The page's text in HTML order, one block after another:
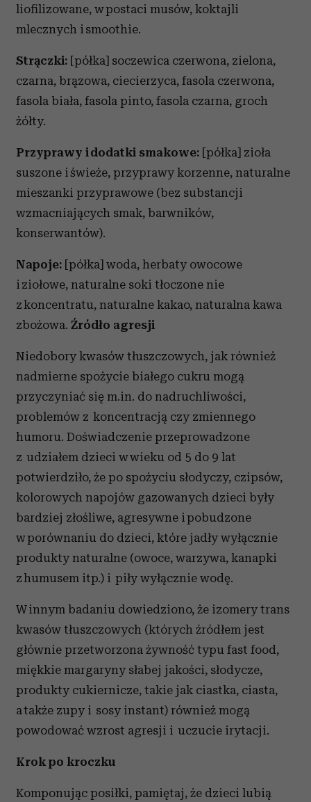
liofilizowane, w postaci musów, koktajli
mlecznych i smoothie.
Strączki: [półka] soczewica czerwona, zielona,
czarna, brązowa, ciecierzyca, fasola czerwona,
fasola biała, fasola pinto, fasola czarna, groch
żółty.
Przyprawy i dodatki smakowe: [półka] zioła
suszone i świeże, przyprawy korzenne, naturalne
mieszanki przyprawowe (bez substancji
wzmacniających smak, barwników,
konserwantów).
Napoje: [półka] woda, herbaty owocowe
i ziołowe, naturalne soki tłoczone nie
z koncentratu, naturalne kakao, naturalna kawa
zbożowa. Źródło agresji
Niedobory kwasów tłuszczowych, jak również
nadmierne spożycie białego cukru mogą
przyczyniać się m.in. do nadruchliwości,
problemów z koncentracją czy zmiennego
humoru. Doświadczenie przeprowadzone
z udziałem dzieci w wieku od 5 do 9 lat
potwierdziło, że po spożyciu słodyczy, czipsów,
kolorowych napojów gazowanych dzieci były
bardziej złośliwe, agresywne i pobudzone
w porównaniu do dzieci, które jadły wyłącznie
produkty naturalne (owoce, warzywa, kanapki
z humusem itp.) i piły wyłącznie wodę.
W innym badaniu dowiedziono, że izomery trans
kwasów tłuszczowych (których źródłem jest
głównie przetworzona żywność typu fast food,
miękkie margaryny słabej jakości, słodycze,
produkty cukiernicze, takie jak ciastka, ciasta,
a także zupy i sosy instant) również mogą
powodować wzrost agresji i uczucie irytacji.
Krok po kroczku
Komponując posiłki, pamiętaj, że dzieci lubią